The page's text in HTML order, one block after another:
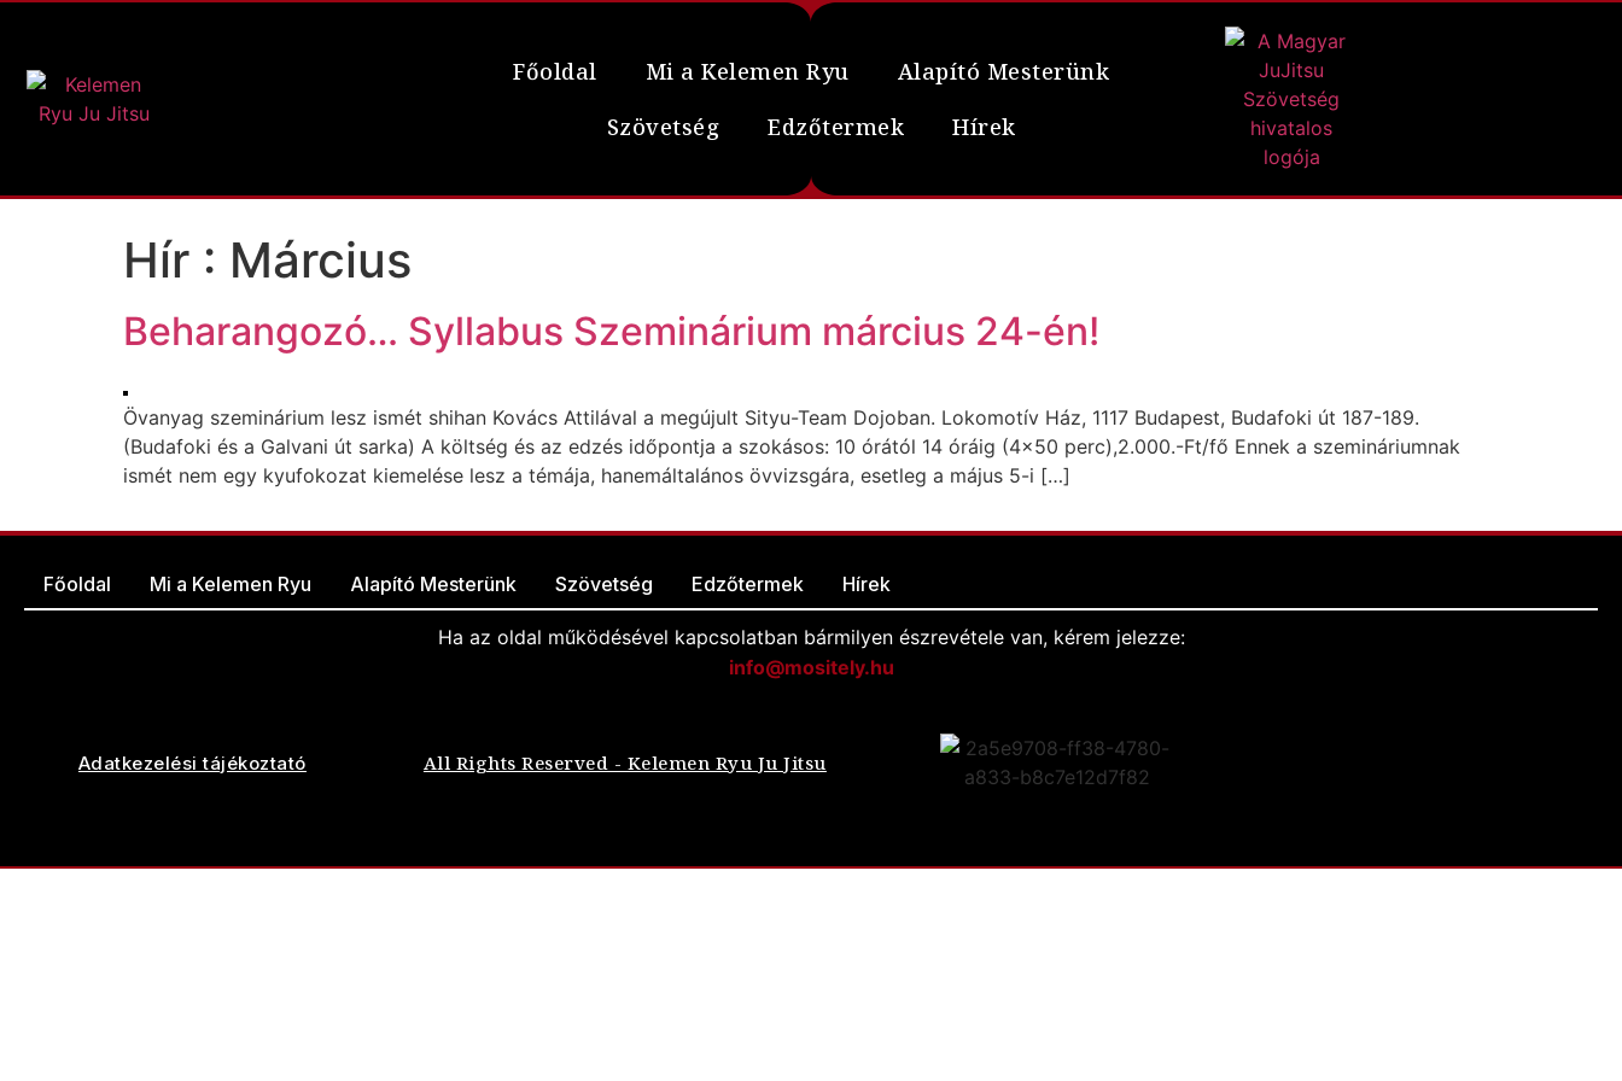
Főoldal Mi a Kelemen Ryu
Alapító Mesterünk
Szövetség
Edzőtermek Hírek
Hír : Március
Beharangozó… Syllabus Szeminárium március 24-én!
Övanyag szeminárium lesz ismét shihan Kovács Attilával a megújult Sityu-Team Dojoban. Lokomotív Ház, 1117 Budapest, Budafoki út 187-189.
(Budafoki és a Galvani út sarka) A költség és az edzés időpontja a szokásos: 10 órától 14 óráig (4×50 perc),2.000.-Ft/fő Ennek a szemináriumnak
ismét nem egy kyufokozat kiemelése lesz a témája, hanemáltalános övvizsgára, esetleg a május 5-i […]
Főoldal Mi a Kelemen Ryu Alapító Mesterünk Szövetség Edzőtermek Hírek
Ha az oldal működésével kapcsolatban bármilyen észrevétele van, kérem jelezze:
info@mositely.hu
Adatkezelési tájékoztató All Rights Reserved - Kelemen Ryu Ju Jitsu